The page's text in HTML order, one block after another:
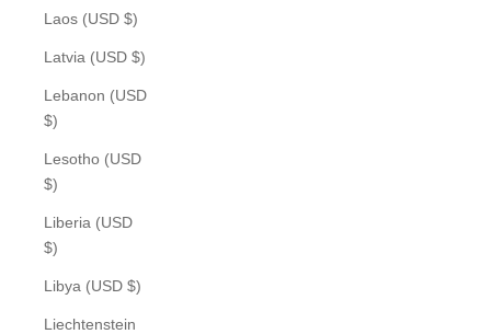
Laos (USD $)
Latvia (USD $)
Lebanon (USD
$)
Lesotho (USD
$)
Liberia (USD
$)
Libya (USD $)
Liechtenstein